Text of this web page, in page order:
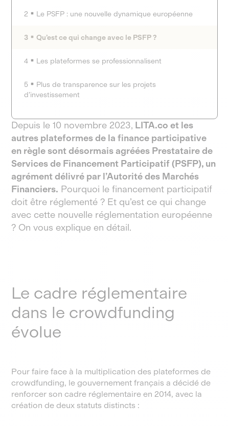
2 Le PSFP : une nouvelle dynamique européenne
3 Qu’est ce qui change avec le PSFP ?
4 Les plateformes se professionnalisent
5
Plus de transparence sur les projets
d’investissement
Depuis le 10 novembre 2023, LITA.co et les
autres plateformes de la finance participative
en règle sont désormais agréées Prestataire de
Services de Financement Participatif (PSFP), un
agrément délivré par l’Autorité des Marchés
Financiers. Pourquoi le financement participatif
doit être réglementé ? Et qu’est ce qui change
avec cette nouvelle réglementation européenne
? On vous explique en détail.
Le cadre réglementaire
dans le crowdfunding
évolue
Pour faire face à la multiplication des plateformes de
crowdfunding, le gouvernement français a décidé de
renforcer son cadre réglementaire en 2014, avec la
création de deux statuts distincts :